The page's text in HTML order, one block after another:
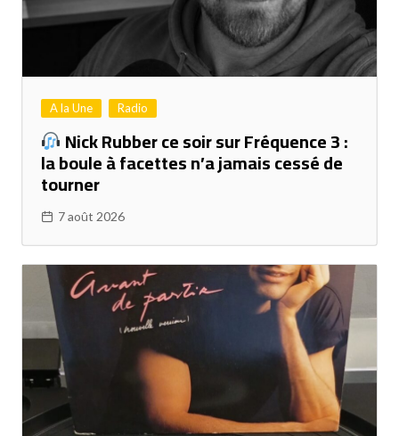
A la Une Radio
Nick Rubber ce soir sur Fréquence 3 :
la boule à facettes n’a jamais cessé de
tourner
7 août 2026